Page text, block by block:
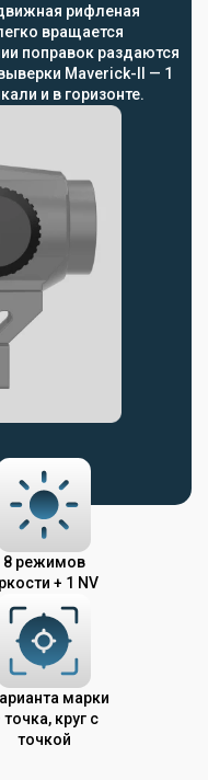
рифленая
вращается
поправок раздаются
Maverick-II — 1
и в горизонте.
8 режимов
+ 1 NV
марки
круг с
точкой